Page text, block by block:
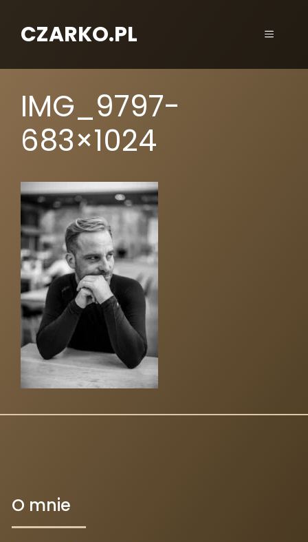
CZARKO.PL
IMG_9797-
683×1024
O mnie